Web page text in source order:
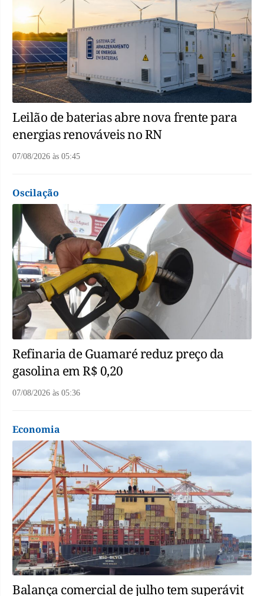
Leilão de baterias abre nova frente para
energias renováveis no RN
07/08/2026 às 05:45
Oscilação
Refinaria de Guamaré reduz preço da
gasolina em R$ 0,20
07/08/2026 às 05:36
Economia
Balança comercial de julho tem superávit